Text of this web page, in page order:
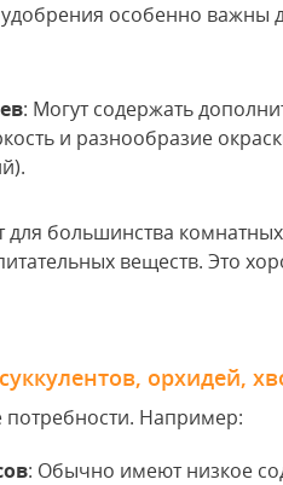
особенно важны
: Могут содержать
и разнообразие
для большинства
веществ. Это
орхидей,
Например:
: Обычно имеют низкое